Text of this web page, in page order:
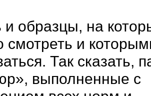
и образцы, на
смотреть и
Так сказать,
выполненные с